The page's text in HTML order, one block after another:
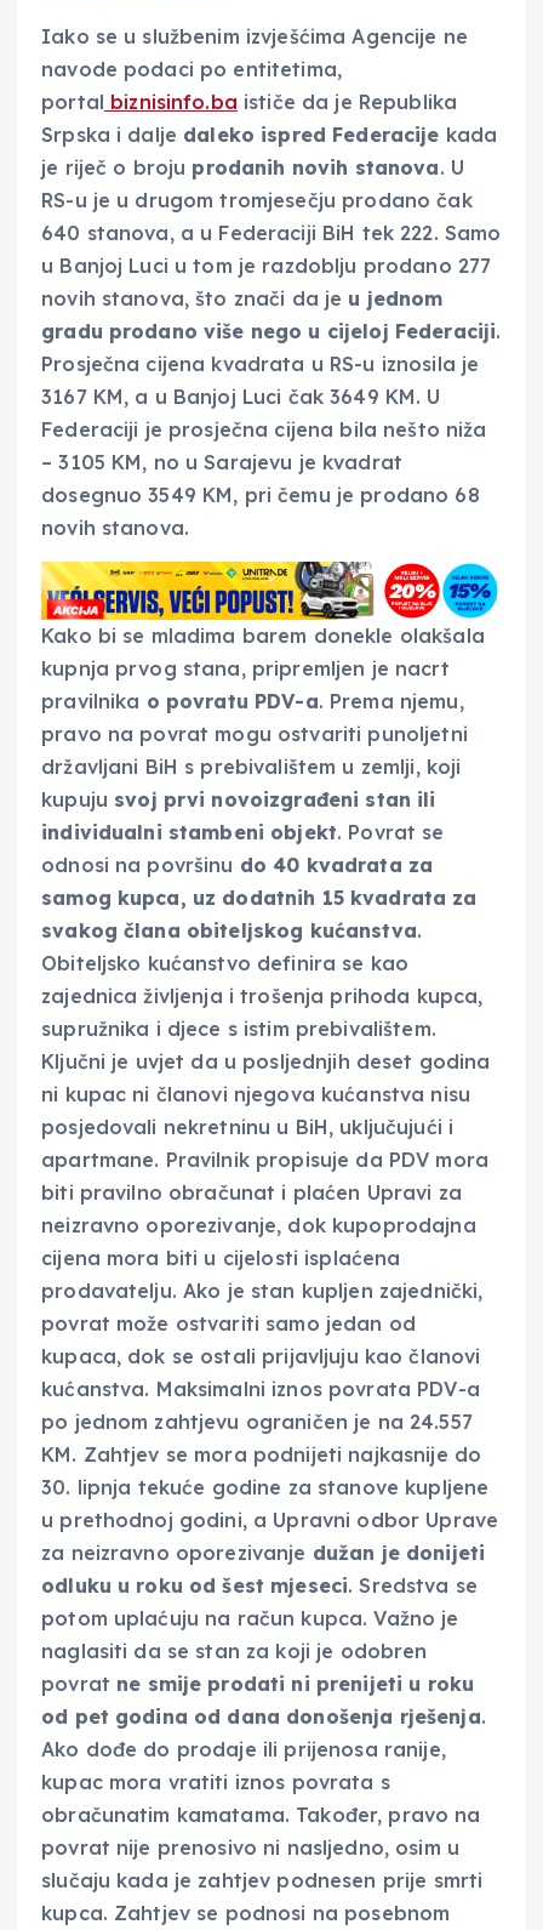
Iako se u službenim izvješćima Agencije ne
navode podaci po entitetima,
portal biznisinfo.ba ističe da je Republika
Srpska i dalje daleko ispred Federacije kada
je riječ o broju prodanih novih stanova. U
RS-u je u drugom tromjesečju prodano čak
640 stanova, a u Federaciji BiH tek 222. Samo
u Banjoj Luci u tom je razdoblju prodano 277
novih stanova, što znači da je u jednom
gradu prodano više nego u cijeloj Federaciji.
Prosječna cijena kvadrata u RS-u iznosila je
3167 KM, a u Banjoj Luci čak 3649 KM. U
Federaciji je prosječna cijena bila nešto niža
– 3105 KM, no u Sarajevu je kvadrat
dosegnuo 3549 KM, pri čemu je prodano 68
novih stanova.
Kako bi se mladima barem donekle olakšala
kupnja prvog stana, pripremljen je nacrt
pravilnika o povratu PDV-a. Prema njemu,
pravo na povrat mogu ostvariti punoljetni
državljani BiH s prebivalištem u zemlji, koji
kupuju svoj prvi novoizgrađeni stan ili
individualni stambeni objekt. Povrat se
odnosi na površinu do 40 kvadrata za
samog kupca, uz dodatnih 15 kvadrata za
svakog člana obiteljskog kućanstva.
Obiteljsko kućanstvo definira se kao
zajednica življenja i trošenja prihoda kupca,
supružnika i djece s istim prebivalištem.
Ključni je uvjet da u posljednjih deset godina
ni kupac ni članovi njegova kućanstva nisu
posjedovali nekretninu u BiH, uključujući i
apartmane. Pravilnik propisuje da PDV mora
biti pravilno obračunat i plaćen Upravi za
neizravno oporezivanje, dok kupoprodajna
cijena mora biti u cijelosti isplaćena
prodavatelju. Ako je stan kupljen zajednički,
povrat može ostvariti samo jedan od
kupaca, dok se ostali prijavljuju kao članovi
kućanstva. Maksimalni iznos povrata PDV-a
po jednom zahtjevu ograničen je na 24.557
KM. Zahtjev se mora podnijeti najkasnije do
30. lipnja tekuće godine za stanove kupljene
u prethodnoj godini, a Upravni odbor Uprave
za neizravno oporezivanje dužan je donijeti
odluku u roku od šest mjeseci. Sredstva se
potom uplaćuju na račun kupca. Važno je
naglasiti da se stan za koji je odobren
povrat ne smije prodati ni prenijeti u roku
od pet godina od dana donošenja rješenja.
Ako dođe do prodaje ili prijenosa ranije,
kupac mora vratiti iznos povrata s
obračunatim kamatama. Također, pravo na
povrat nije prenosivo ni nasljedno, osim u
slučaju kada je zahtjev podnesen prije smrti
kupca. Zahtjev se podnosi na posebnom